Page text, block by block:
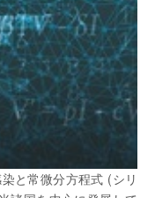
と常微分方程式 (シリ